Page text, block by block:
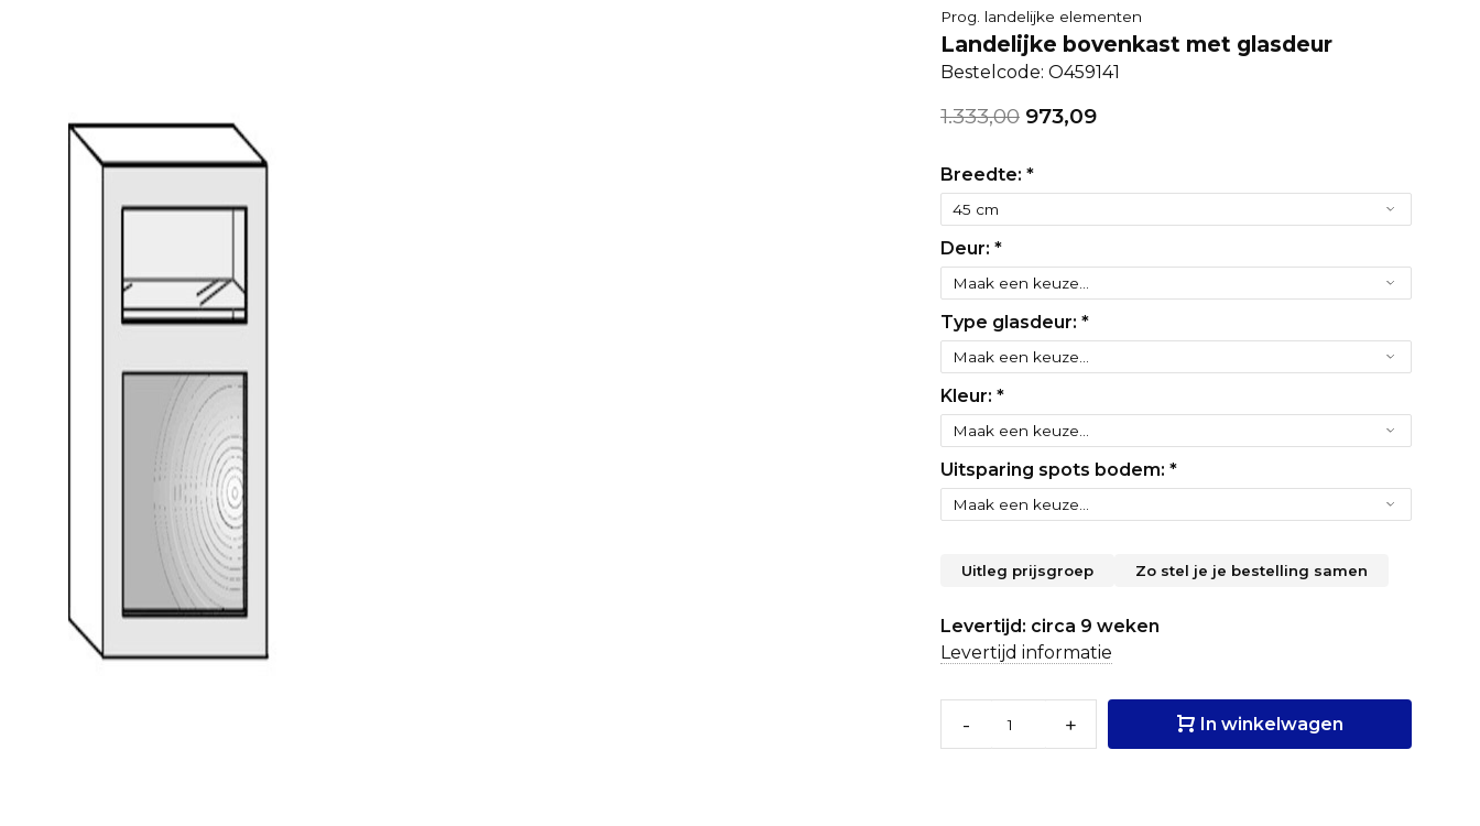
Prog. landelijke elementen
Landelijke bovenkast met glasdeur
Bestelcode: O459141
1.333,00 973,09
Breedte: *
Deur: *
Type glasdeur: *
Kleur: *
Uitsparing spots bodem: *
Uitleg prijsgroep Zo stel je je bestelling samen
Levertijd: circa 9 weken
Levertijd informatie
- + In winkelwagen